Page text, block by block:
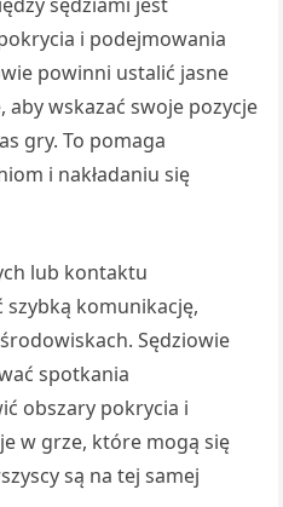
i podejmowania
powinni ustalić jasne
aby wskazać swoje pozycje
gry. To pomaga
i nakładaniu się
lub kontaktu
komunikację,
Sędziowie
spotkania
obszary pokrycia i
w grze, które mogą się
są na tej samej